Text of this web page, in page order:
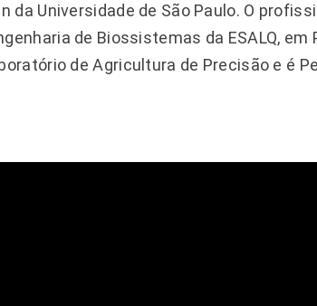
da Universidade de São Paulo. O
de Biossistemas da ESALQ, em
de Agricultura de Precisão e é